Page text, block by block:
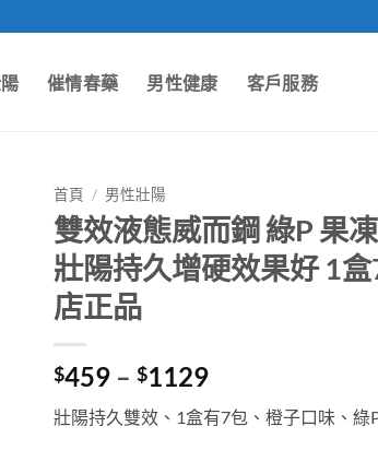
催情春藥 男性健康 客戶服務
首頁 / 男性壯陽
雙效液態威而鋼 綠P 果
壯陽持久增硬效果好 1
店正品
$459 – $1129Price
range:
$459
壯陽持久雙效、1盒有7包、橙子口味、綠